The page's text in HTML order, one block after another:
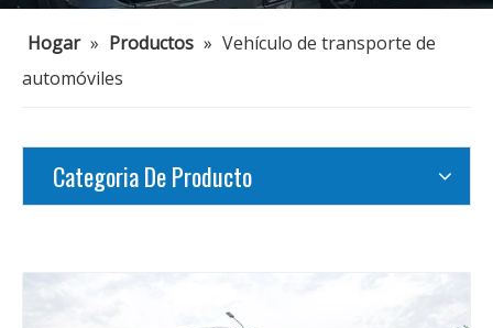
Hogar » Productos » Vehículo de transporte de
automóviles
Categoria De Producto